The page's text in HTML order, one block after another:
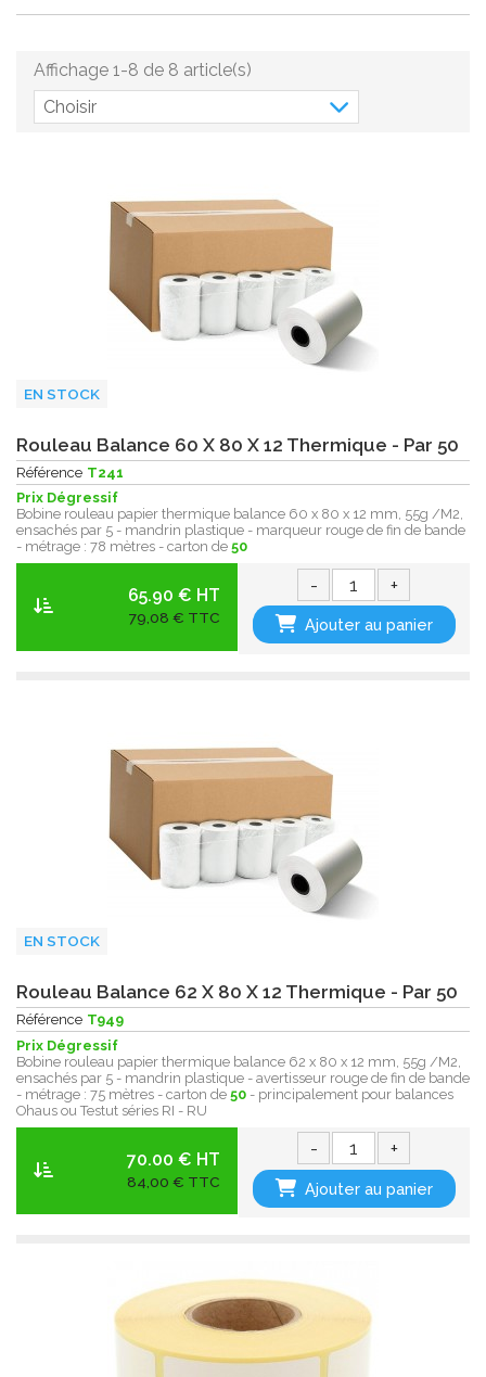
Choisir
Affichage 1-8 de 8 article(s)
EN STOCK
Rouleau Balance 60 X 80 X 12 Thermique - Par 50
Référence T241
Prix Dégressif
Bobine rouleau papier thermique balance 60 x 80 x 12 mm, 55g /M2,
ensachés par 5 - mandrin plastique - marqueur rouge de fin de bande
- métrage : 78 mètres - carton de 50
65.90 € HT
79,08 € TTC
- +
Ajouter au panier
EN STOCK
Rouleau Balance 62 X 80 X 12 Thermique - Par 50
Référence T949
Prix Dégressif
Bobine rouleau papier thermique balance 62 x 80 x 12 mm, 55g /M2,
ensachés par 5 - mandrin plastique - avertisseur rouge de fin de bande
- métrage : 75 mètres - carton de 50 - principalement pour balances
Ohaus ou Testut séries RI - RU
70.00 € HT
84,00 € TTC
- +
Ajouter au panier